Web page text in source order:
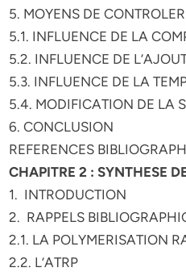
5. MOYENS DE
5.1. INFLUENCE DE LA
5.2. INFLUENCE DE
5.3. INFLUENCE DE LA
5.4. MODIFICATION DE LA
6. CONCLUSION
REFERENCES
CHAPITRE 2 : SYNTHESE
1. INTRODUCTION
2. RAPPELS
2.1. LA POLYMERISATION
2.2. L’ATRP